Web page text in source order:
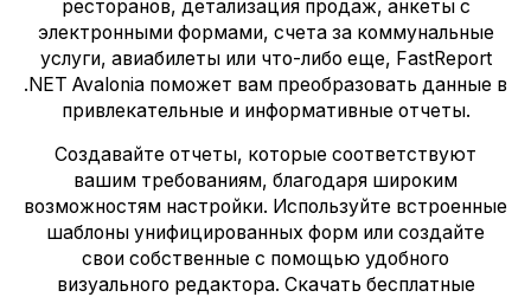
ресторанов, детализация продаж, анкеты с
электронными формами, счета за коммунальные
услуги, авиабилеты или что-либо еще, FastReport
.NET Avalonia поможет вам преобразовать данные в
привлекательные и информативные отчеты.
Создавайте отчеты, которые соответствуют
вашим требованиям, благодаря широким
возможностям настройки. Используйте встроенные
шаблоны унифицированных форм или создайте
свои собственные с помощью удобного
визуального редактора. Скачать бесплатные